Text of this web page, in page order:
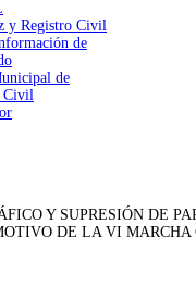
y Registro Civil
de
de
Civil
Y SUPRESIÓN DE
DE LA VI MARCHA